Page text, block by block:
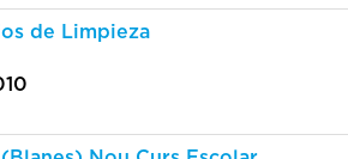
de Limpieza